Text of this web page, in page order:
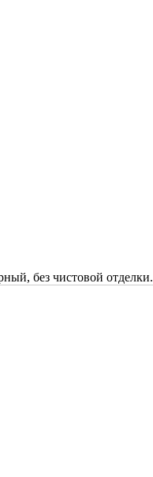
без чистовой отделки.